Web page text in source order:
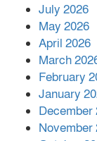
July 2026
May 2026
April 2026
March
February
January
December
November